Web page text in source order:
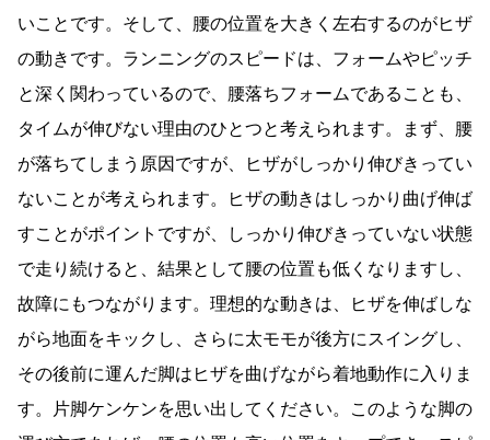
いことです。そして、腰の位置を大きく左右するのがヒザ
の動きです。ランニングのスピードは、フォームやピッチ
と深く関わっているので、腰落ちフォームであることも、
タイムが伸びない理由のひとつと考えられます。まず、腰
が落ちてしまう原因ですが、ヒザがしっかり伸びきってい
ないことが考えられます。ヒザの動きはしっかり曲げ伸ば
すことがポイントですが、しっかり伸びきっていない状態
で走り続けると、結果として腰の位置も低くなりますし、
故障にもつながります。理想的な動きは、ヒザを伸ばしな
がら地面をキックし、さらに太モモが後方にスイングし、
その後前に運んだ脚はヒザを曲げながら着地動作に入りま
す。片脚ケンケンを思い出してください。このような脚の